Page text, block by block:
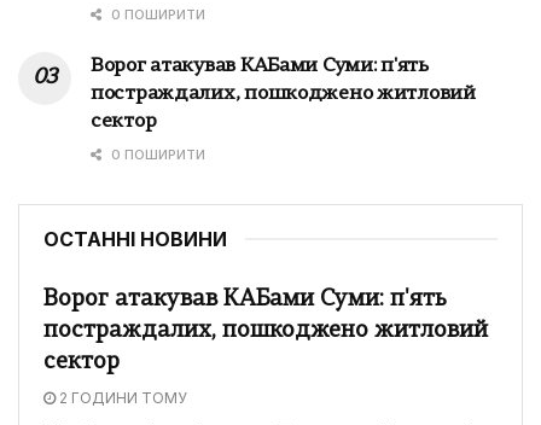
0 ПОШИРИТИ
Ворог атакував КАБами Суми: п'ять
постраждалих, пошкоджено житловий
сектор
0 ПОШИРИТИ
ОСТАННІ НОВИНИ
Ворог атакував КАБами Суми: п'ять
постраждалих, пошкоджено житловий
сектор
2 ГОДИНИ ТОМУ